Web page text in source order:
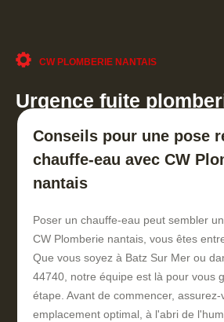
CW PLOMBERIE NANTAIS
Urgence fuite
Conseils pour une pose
chauffe-eau avec CW
nantais
Poser un chauffe-eau peut sembler
CW Plomberie nantais, vous êtes
Que vous soyez à Batz Sur Mer ou
44740, notre équipe est là pour vous
étape. Avant de commencer,
emplacement optimal, à l'abri de